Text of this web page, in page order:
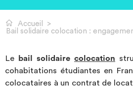
Je cherche un logement
Je propose un bien
Accueil
>
Bail solidaire colocation :
Le bail solidaire colocation
cohabitations étudiantes en
colocataires à un contrat de